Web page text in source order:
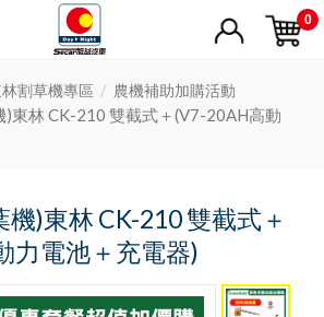
0
割草機專區 農機補助加購活動
)東林 CK-210 雙截式＋(V7-20AH高動
)東林 CK-210 雙截式＋
力電池＋充電器)